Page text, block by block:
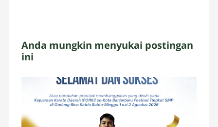
Anda mungkin menyukai postingan
ini